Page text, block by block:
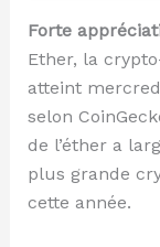
Forte
Ether, la
atteint
selon
de l’éther a
plus grande
cette année.